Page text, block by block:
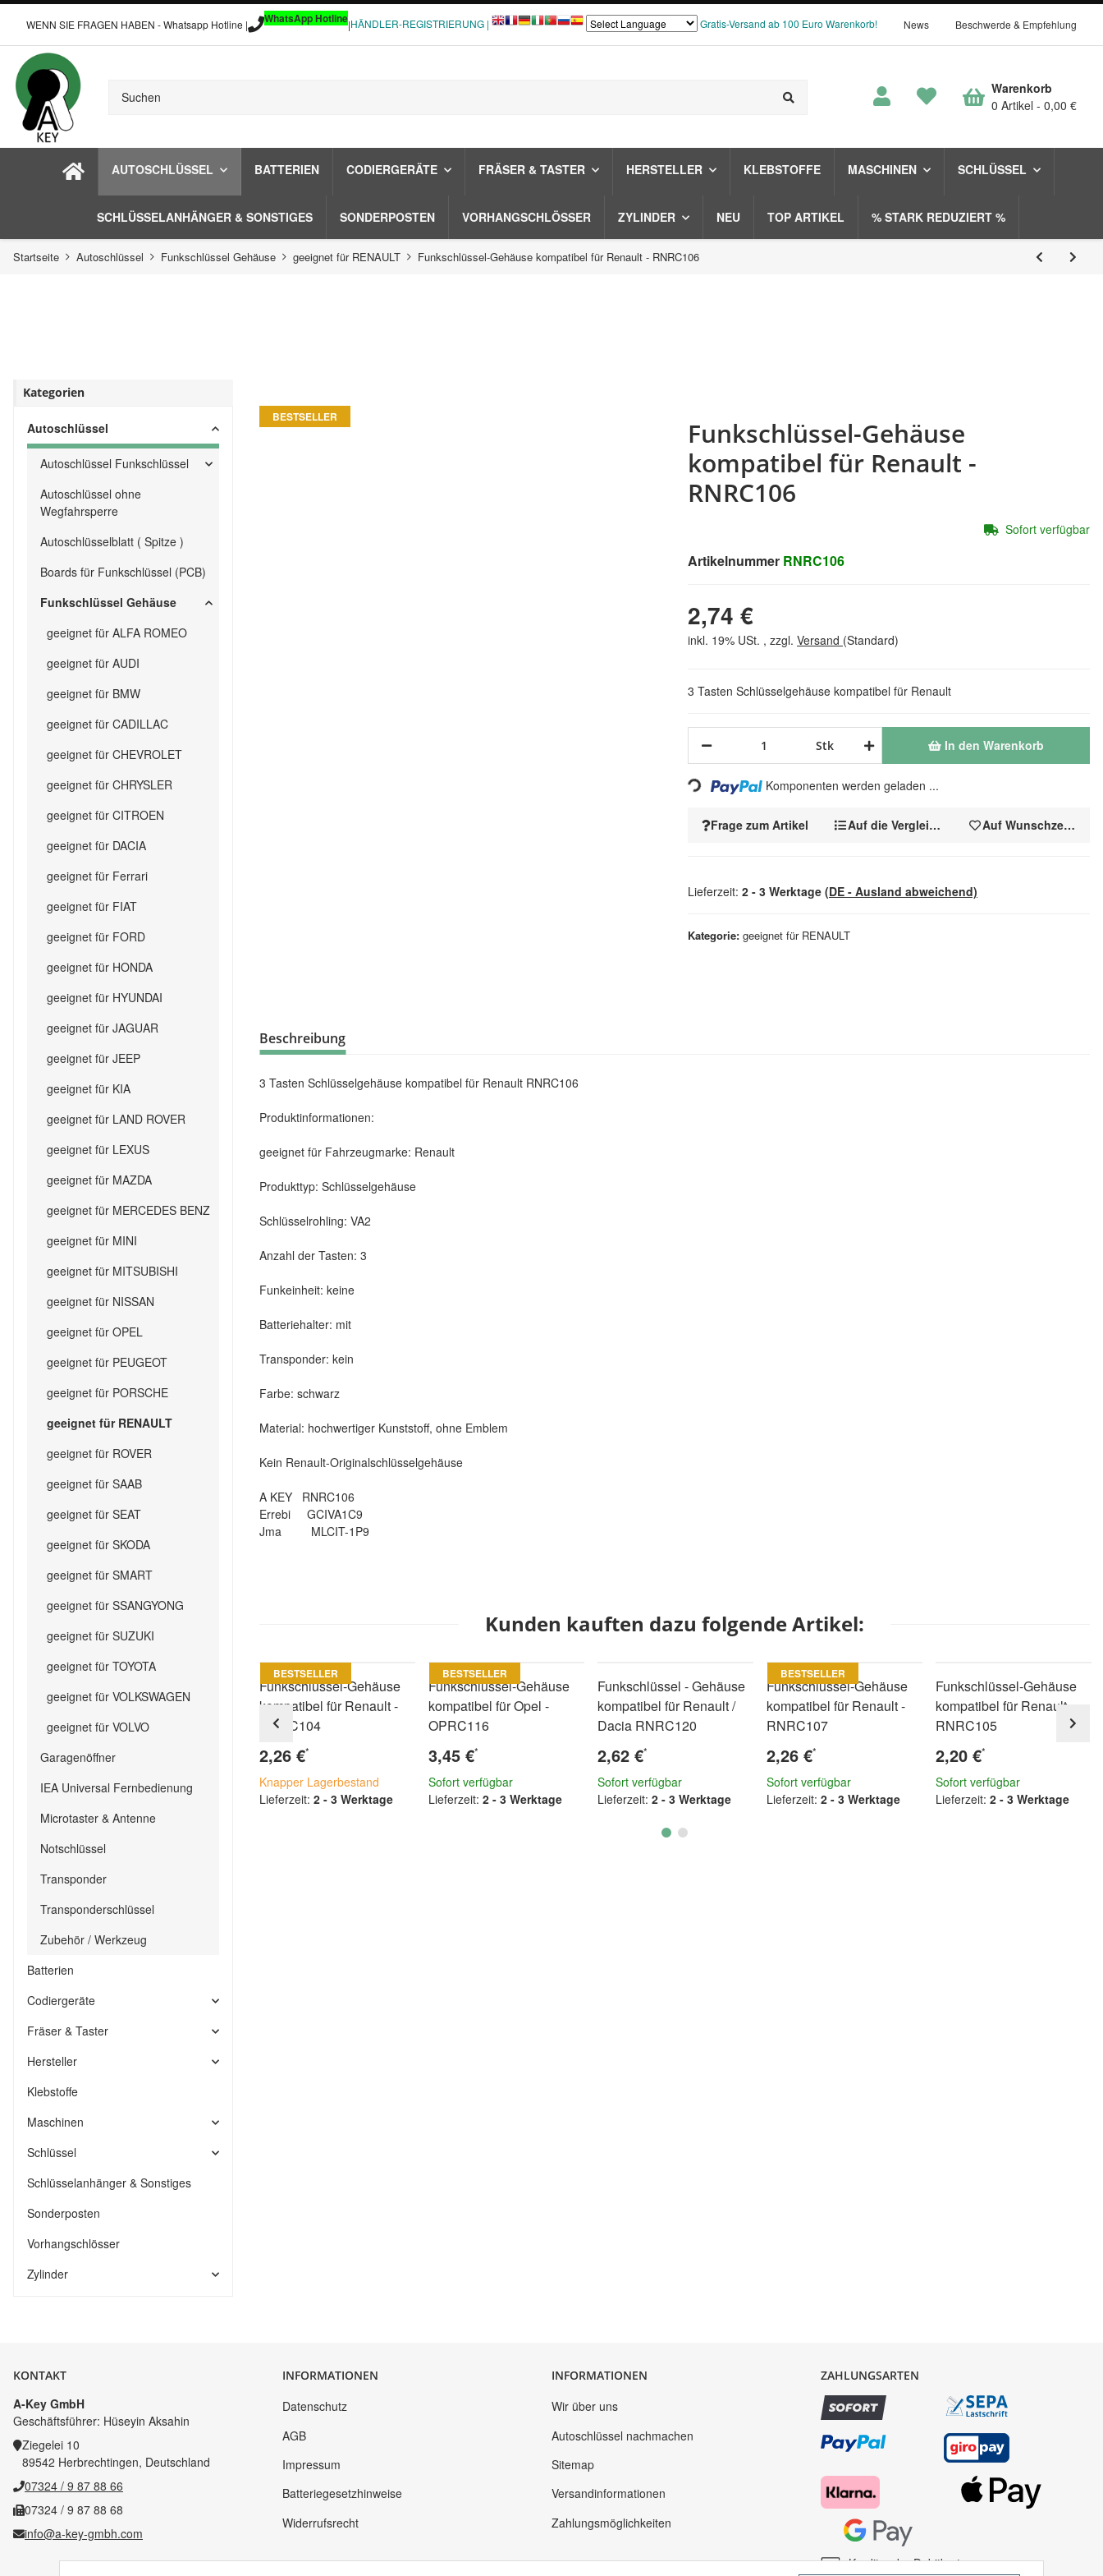
WENN SIE FRAGEN HABEN - Whatsapp Hotline | WhatsApp Hotline|HÄNDLER-REGISTRIERUNG | Gratis-Versand ab 100 Euro Warenkorb! News Beschwerde & Empfehlung
AUTOSCHLÜSSEL BATTERIEN CODIERGERÄTE FRÄSER & TASTER HERSTELLER KLEBSTOFFE MASCHINEN SCHLÜSSEL
SCHLÜSSELANHÄNGER & SONSTIGES SONDERPOSTEN VORHANGSCHLÖSSER ZYLINDER NEU TOP ARTIKEL % STARK REDUZIERT %
Warenkorb
0 Artikel
0,00 €
Startseite Autoschlüssel Funkschlüssel Gehäuse geeignet für RENAULT Funkschlüssel-Gehäuse kompatibel für Renault - RNRC106
BESTSELLER
Funkschlüssel-Gehäuse
kompatibel für Renault -
RNRC106
Artikelnummer RNRC106
Kategorie geeignet für RENAULT
3 Tasten Schlüsselgehäuse kompatibel für Renault
2,74 €
inkl. 19% USt. , zzgl. Versand (Standard)
Frage zum Artikel Auf die Vergleichsliste Auf Wunschzettel
Stk In den Warenkorb
Loading... Komponenten werden geladen ...
Sofort verfügbar
Lieferzeit: 2 - 3 Werktage (DE - Ausland abweichend)
Beschreibung
3 Tasten Schlüsselgehäuse kompatibel für Renault RNRC106
Produktinformationen:
geeignet für Fahrzeugmarke: Renault
Produkttyp: Schlüsselgehäuse
Schlüsselrohling: VA2
Anzahl der Tasten: 3
Funkeinheit: keine
Batteriehalter: mit
Transponder: kein
Farbe: schwarz
Material: hochwertiger Kunststoff, ohne Emblem
Kein Renault-Originalschlüsselgehäuse
A KEY RNRC106
Errebi GCIVA1C9
Jma MLCIT-1P9
Kunden kauften dazu folgende Artikel:
BESTSELLER
Funkschlüssel-Gehäuse
kompatibel für Renault -
RNRC104
2,26 €*
Knapper Lagerbestand
Lieferzeit: 2 - 3 Werktage
BESTSELLER
Funkschlüssel-Gehäuse
kompatibel für Opel -
OPRC116
3,45 €*
Sofort verfügbar
Lieferzeit: 2 - 3 Werktage
Funkschlüssel - Gehäuse
kompatibel für Renault /
Dacia RNRC120
2,62 €*
Sofort verfügbar
Lieferzeit: 2 - 3 Werktage
BESTSELLER
Funkschlüssel-Gehäuse
kompatibel für Renault -
RNRC107
2,26 €*
Sofort verfügbar
Lieferzeit: 2 - 3 Werktage
Funkschlüssel-Gehäuse
kompatibel für Renault -
RNRC105
2,20 €*
Sofort verfügbar
Lieferzeit: 2 - 3 Werktage
Kategorien
Autoschlüssel
Autoschlüssel Funkschlüssel
Autoschlüssel ohne
Wegfahrsperre
Autoschlüsselblatt ( Spitze )
Boards für Funkschlüssel (PCB)
Funkschlüssel Gehäuse
geeignet für ALFA ROMEO
geeignet für AUDI
geeignet für BMW
geeignet für CADILLAC
geeignet für CHEVROLET
geeignet für CHRYSLER
geeignet für CITROEN
geeignet für DACIA
geeignet für Ferrari
geeignet für FIAT
geeignet für FORD
geeignet für HONDA
geeignet für HYUNDAI
geeignet für JAGUAR
geeignet für JEEP
geeignet für KIA
geeignet für LAND ROVER
geeignet für LEXUS
geeignet für MAZDA
geeignet für MERCEDES BENZ
geeignet für MINI
geeignet für MITSUBISHI
geeignet für NISSAN
geeignet für OPEL
geeignet für PEUGEOT
geeignet für PORSCHE
geeignet für RENAULT
geeignet für ROVER
geeignet für SAAB
geeignet für SEAT
geeignet für SKODA
geeignet für SMART
geeignet für SSANGYONG
geeignet für SUZUKI
geeignet für TOYOTA
geeignet für VOLKSWAGEN
geeignet für VOLVO
Garagenöffner
IEA Universal Fernbedienung
Microtaster & Antenne
Notschlüssel
Transponder
Transponderschlüssel
Zubehör / Werkzeug
Batterien
Codiergeräte
Fräser & Taster
Hersteller
Klebstoffe
Maschinen
Schlüssel
Schlüsselanhänger & Sonstiges
Sonderposten
Vorhangschlösser
Zylinder
KONTAKT
A-Key GmbH
Geschäftsführer: Hüseyin Aksahin
Ziegelei 10
89542 Herbrechtingen, Deutschland
07324 / 9 87 88 66
07324 / 9 87 88 68
info@a-key-gmbh.com
INFORMATIONEN
Datenschutz
AGB
Impressum
Batteriegesetzhinweise
Widerrufsrecht
INFORMATIONEN
Wir über uns
Autoschlüssel nachmachen
Sitemap
Versandinformationen
Zahlungsmöglichkeiten
ZAHLUNGSARTEN
Kredit- oder Debitkarte